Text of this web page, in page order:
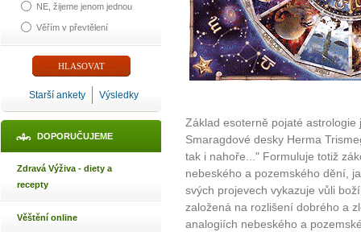
NE, žijeme jenom jednou
Věřím v převtělení
Starší ankety Výsledky
DOPORUČUJEME
Zdravá Výživa - diety a
recepty
Věštění online
Základ esoterně pojaté
Smaragdové desky Herma
tak i nahoře..." Formuluje totiž
nebeského a pozemského dění,
svých projevech vykazuje vůli
založená na rozlišení dobrého a
analogiích nebeského a